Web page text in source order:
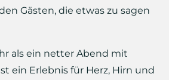
Gästen, die etwas zu sagen
als ein netter Abend mit
ein Erlebnis für Herz, Hirn und